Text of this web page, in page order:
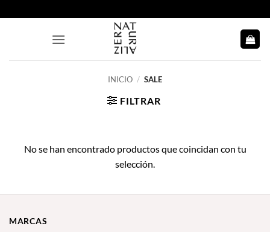
al
INICIO / SALE
FILTRAR
No se han encontrado productos que coincidan con tu
selección.
MARCAS